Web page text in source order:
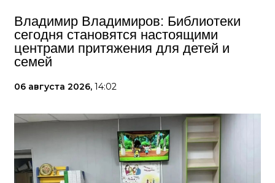
Владимир Владимиров: Библиотеки
сегодня становятся настоящими
центрами притяжения для детей и
семей
06 августа 2026, 14:02